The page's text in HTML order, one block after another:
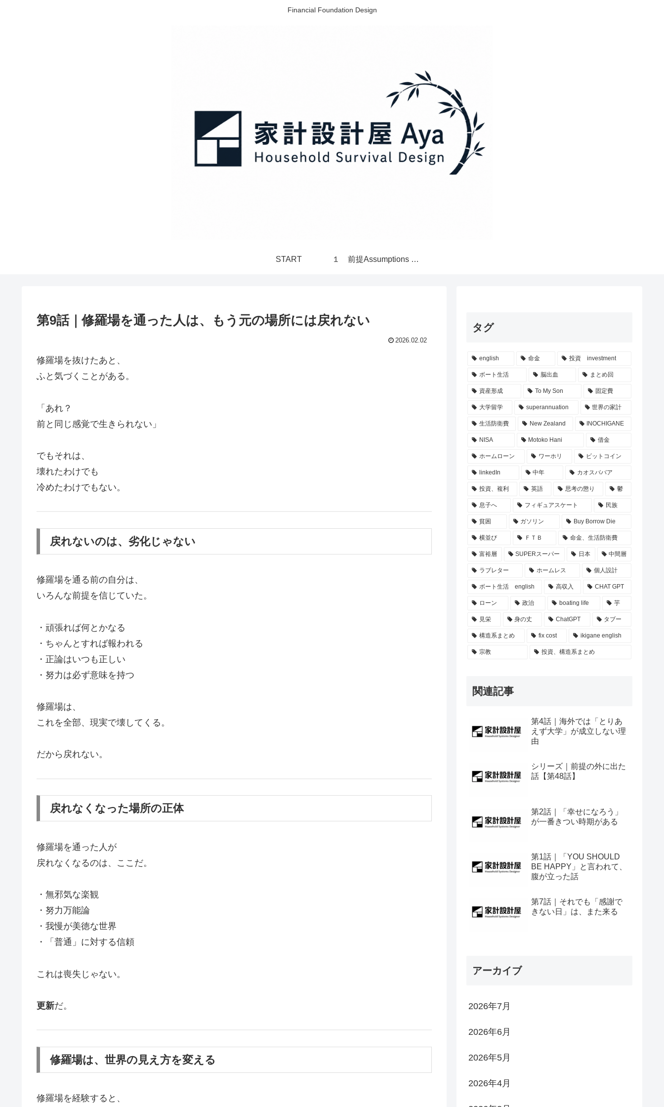
Financial Foundation Design
START １ 前提Assumptions 構造Structure 世界 World
第9話｜修羅場を通った人は、もう元の場所には戻れない
2026.02.02
修羅場を抜けたあと、
ふと気づくことがある。
「あれ？
前と同じ感覚で生きられない」
でもそれは、
壊れたわけでも
冷めたわけでもない。
戻れないのは、劣化じゃない
修羅場を通る前の自分は、
いろんな前提を信じていた。
・頑張れば何とかなる
・ちゃんとすれば報われる
・正論はいつも正しい
・努力は必ず意味を持つ
修羅場は、
これを全部、現実で壊してくる。
だから戻れない。
戻れなくなった場所の正体
修羅場を通った人が
戻れなくなるのは、ここだ。
・無邪気な楽観
・努力万能論
・我慢が美徳な世界
・「普通」に対する信頼
これは喪失じゃない。
更新だ。
修羅場は、世界の見え方を変える
修羅場を経験すると、
タグ
english 命金 投資 investment
ボート生活 脳出血 まとめ回
資産形成 To My Son 固定費
大学留学 superannuation 世界の家計
生活防衛費 New Zealand INOCHIGANE
NISA Motoko Hani 借金
ホームローン ワーホリ ビットコイン
linkedIn 中年 カオスババア
投資、複利 英語 思考の懲り 鬱
息子へ フィギュアスケート 民族
貧困 ガソリン Buy Borrow Die
横並び ＦＴＢ 命金、生活防衛費
富裕層 SUPERスーパー 日本 中間層
ラブレター ホームレス 個人設計
ボート生活 english 高収入 CHAT GPT
ローン 政治 boating life 芋
見栄 身の丈 ChatGPT タブー
構造系まとめ fix cost ikigane english
宗教 投資、構造系まとめ
関連記事
第4話｜海外では「とりあ
えず大学」が成立しない理
由
シリーズ｜前提の外に出た
話【第48話】
第2話｜「幸せになろう」
が一番きつい時期がある
第1話｜「YOU SHOULD
BE HAPPY」と言われて、
腹が立った話
第7話｜それでも「感謝で
きない日」は、また来る
アーカイブ
2026年7月
2026年6月
2026年5月
2026年4月